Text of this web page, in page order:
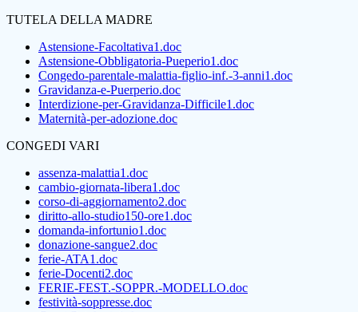
TUTELA DELLA MADRE
Astensione-Facoltativa1.doc
Astensione-Obbligatoria-Pueperio1.doc
Congedo-parentale-malattia-figlio-inf.-3-anni1.doc
Gravidanza-e-Puerperio.doc
Interdizione-per-Gravidanza-Difficile1.doc
Maternità-per-adozione.doc
CONGEDI VARI
assenza-malattia1.doc
cambio-giornata-libera1.doc
corso-di-aggiornamento2.doc
diritto-allo-studio150-ore1.doc
domanda-infortunio1.doc
donazione-sangue2.doc
ferie-ATA1.doc
ferie-Docenti2.doc
FERIE-FEST.-SOPPR.-MODELLO.doc
festività-soppresse.doc